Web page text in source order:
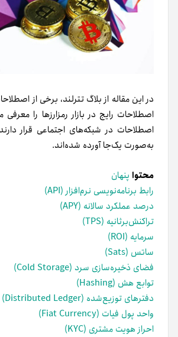
در این مقاله از بلاگ تترلند، برخی از
اصطلاحات رایج در بازار رمزارزها را
اصطلاحات در شبکه‌های اجتماعی قرار
به‌صورت یک‌جا آورده شده‌اند.
محتوا پنهان
رابط برنامه‌نویسی نرم‌افزار (API)
درصد عملکرد سالانه (APY)
تراکنش‌برثانیه (TPS)
سرمایه (ROI)
ساتس (Sats)
فضای ذخیره‌سازی سرد (Cold Storage)
توابع هش (Hashing)
دفترهای توزیع‌شده (Distributed Ledger)
واحد پول فیات (Fiat Currency)
احراز هویت مشتری (KYC)